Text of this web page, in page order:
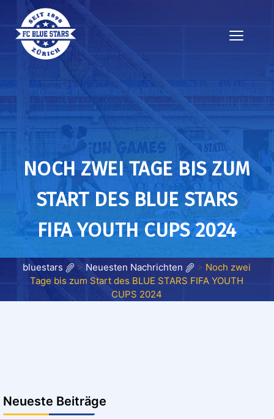
NOCH ZWEI TAGE BIS ZUM
START DES BLUE STARS
FIFA YOUTH CUPS 2024
bluestars > Neuesten Nachrichten > Noch zwei
Tage bis zum Start des BLUE STARS FIFA YOUTH
CUPS 2024
Neueste Beiträge